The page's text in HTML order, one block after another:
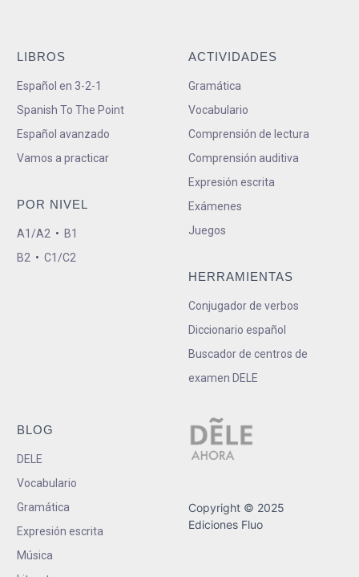
LIBROS
Español en 3-2-1
Spanish To The Point
Español avanzado
Vamos a practicar
POR NIVEL
A1/A2 • B1
B2 • C1/C2
ACTIVIDADES
Gramática
Vocabulario
Comprensión de lectura
Comprensión auditiva
Expresión escrita
Exámenes
Juegos
HERRAMIENTAS
Conjugador de verbos
Diccionario español
Buscador de centros de
examen DELE
BLOG
DELE
Vocabulario
Gramática
Expresión escrita
Música
Copyright © 2025
Ediciones Fluo